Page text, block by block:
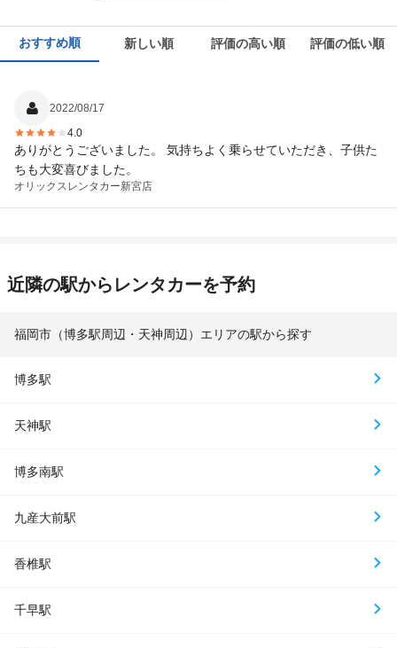
おすすめ順 新しい順 評価の高い順 評価の低い順
2022/08/17
4.0
ありがとうございました。 気持ちよく乗らせていただき、子供た
ちも大変喜びました。
オリックスレンタカー新宮店
近隣の駅からレンタカーを予約
福岡市（博多駅周辺・天神周辺）エリアの駅から探す
博多駅
天神駅
博多南駅
九産大前駅
香椎駅
千早駅